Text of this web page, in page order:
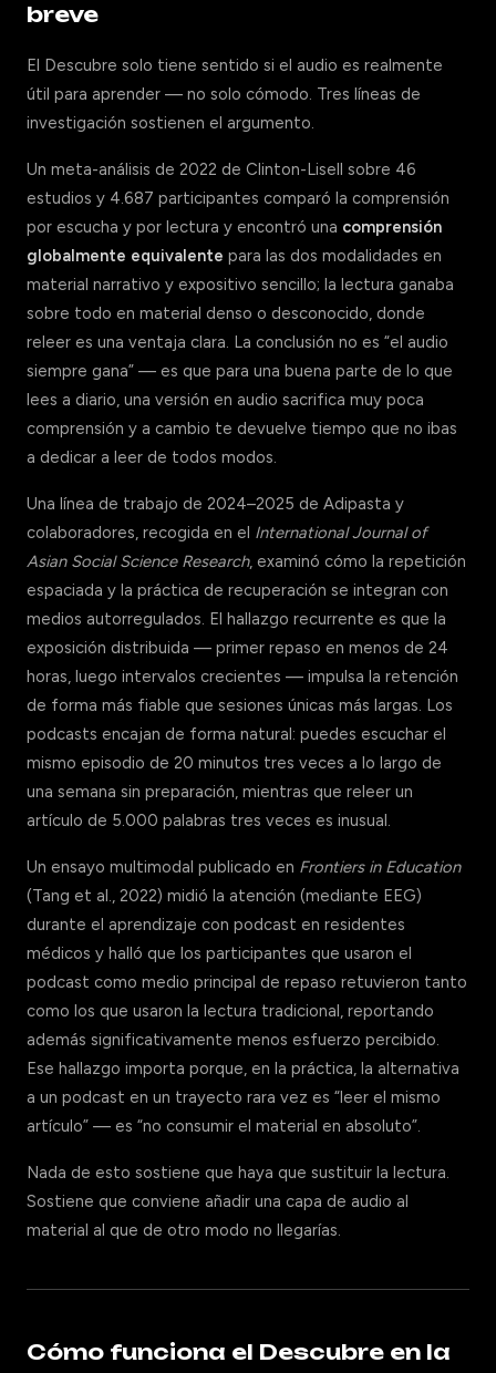
breve
El Descubre solo tiene sentido si el audio es realmente
útil para aprender — no solo cómodo. Tres líneas de
investigación sostienen el argumento.
Un meta-análisis de 2022 de Clinton-Lisell sobre 46
estudios y 4.687 participantes comparó la comprensión
por escucha y por lectura y encontró una comprensión
globalmente equivalente para las dos modalidades en
material narrativo y expositivo sencillo; la lectura ganaba
sobre todo en material denso o desconocido, donde
releer es una ventaja clara. La conclusión no es “el audio
siempre gana” — es que para una buena parte de lo que
lees a diario, una versión en audio sacrifica muy poca
comprensión y a cambio te devuelve tiempo que no ibas
a dedicar a leer de todos modos.
Una línea de trabajo de 2024–2025 de Adipasta y
colaboradores, recogida en el International Journal of
Asian Social Science Research, examinó cómo la repetición
espaciada y la práctica de recuperación se integran con
medios autorregulados. El hallazgo recurrente es que la
exposición distribuida — primer repaso en menos de 24
horas, luego intervalos crecientes — impulsa la retención
de forma más fiable que sesiones únicas más largas. Los
podcasts encajan de forma natural: puedes escuchar el
mismo episodio de 20 minutos tres veces a lo largo de
una semana sin preparación, mientras que releer un
artículo de 5.000 palabras tres veces es inusual.
Un ensayo multimodal publicado en Frontiers in Education
(Tang et al., 2022) midió la atención (mediante EEG)
durante el aprendizaje con podcast en residentes
médicos y halló que los participantes que usaron el
podcast como medio principal de repaso retuvieron tanto
como los que usaron la lectura tradicional, reportando
además significativamente menos esfuerzo percibido.
Ese hallazgo importa porque, en la práctica, la alternativa
a un podcast en un trayecto rara vez es “leer el mismo
artículo” — es “no consumir el material en absoluto”.
Nada de esto sostiene que haya que sustituir la lectura.
Sostiene que conviene añadir una capa de audio al
material al que de otro modo no llegarías.
Cómo funciona el Descubre en la